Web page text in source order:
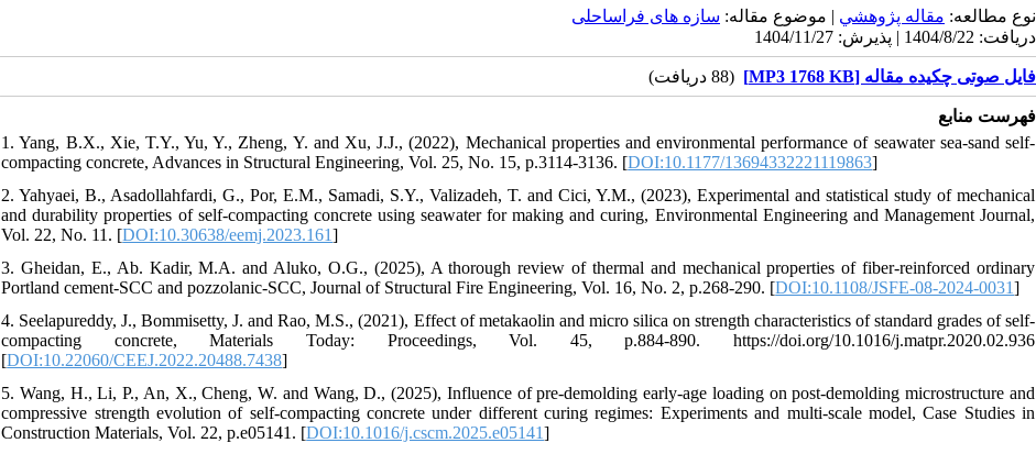
نوع مطالعه: مقاله پژوهشي | موضوع مقاله: سازه های فراساحلی
دریافت: 1404/8/22 | پذیرش: 1404/11/27
فایل صوتی چکیده مقاله [MP3 1768 KB] (88 دریافت)
فهرست منابع
1. Yang, B.X., Xie, T.Y., Yu, Y., Zheng, Y. and Xu, J.J., (2022), Mechanical properties and environmental performance of seawater sea-sand self-
compacting concrete, Advances in Structural Engineering, Vol. 25, No. 15, p.3114-3136. [DOI:10.1177/13694332221119863]
2. Yahyaei, B., Asadollahfardi, G., Por, E.M., Samadi, S.Y., Valizadeh, T. and Cici, Y.M., (2023), Experimental and statistical study of mechanical
and durability properties of self-compacting concrete using seawater for making and curing, Environmental Engineering and Management Journal,
Vol. 22, No. 11. [DOI:10.30638/eemj.2023.161]
3. Gheidan, E., Ab. Kadir, M.A. and Aluko, O.G., (2025), A thorough review of thermal and mechanical properties of fiber-reinforced ordinary
Portland cement-SCC and pozzolanic-SCC, Journal of Structural Fire Engineering, Vol. 16, No. 2, p.268-290. [DOI:10.1108/JSFE-08-2024-0031]
4. Seelapureddy, J., Bommisetty, J. and Rao, M.S., (2021), Effect of metakaolin and micro silica on strength characteristics of standard grades of self-
compacting concrete, Materials Today: Proceedings, Vol. 45, p.884-890. https://doi.org/10.1016/j.matpr.2020.02.936
[DOI:10.22060/CEEJ.2022.20488.7438]
5. Wang, H., Li, P., An, X., Cheng, W. and Wang, D., (2025), Influence of pre-demolding early-age loading on post-demolding microstructure and
compressive strength evolution of self-compacting concrete under different curing regimes: Experiments and multi-scale model, Case Studies in
Construction Materials, Vol. 22, p.e05141. [DOI:10.1016/j.cscm.2025.e05141]